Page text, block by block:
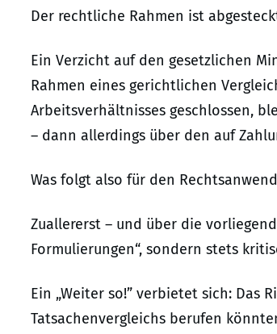
Der rechtliche Rahmen ist
Ein Verzicht auf den gesetzlichen
Rahmen eines gerichtlichen
Arbeitsverhältnisses geschlossen,
– dann allerdings über den auf
Was folgt also für den
Zuallererst – und über die
Formulierungen“, sondern stets
Ein „Weiter so!” verbietet sich: Das
Tatsachenvergleichs berufen